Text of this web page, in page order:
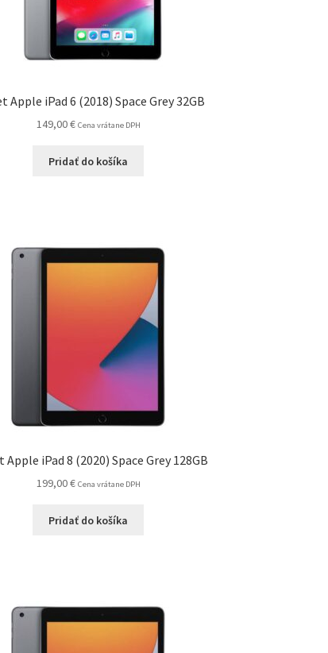
Apple iPad 6 (2018) Space Grey 32GB
149,00€ Cena vrátane DPH
Pridať do košíka
Apple iPad 8 (2020) Space Grey 128GB
199,00€ Cena vrátane DPH
Pridať do košíka